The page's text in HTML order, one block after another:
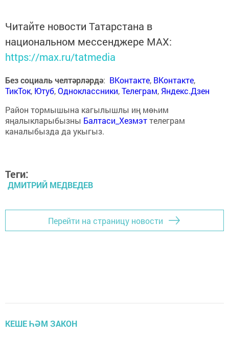
Читайте новости Татарстана в
национальном мессенджере MАХ:
https://max.ru/tatmedia
Без социаль челтәрләрдә: ВКонтакте, ВКонтакте,
ТикТок, Ютуб,Одноклассники,Телеграм, Яндекс.Дзен
Район тормышына кагылышлы иң мөһим
яңалыкларыбызны Балтаси_Хезмэттелеграм
каналыбызда да укыгыз.
Теги:
ДМИТРИЙ МЕДВЕДЕВ
Перейти на страницу новости
КЕШЕ ҺӘМ ЗАКОН